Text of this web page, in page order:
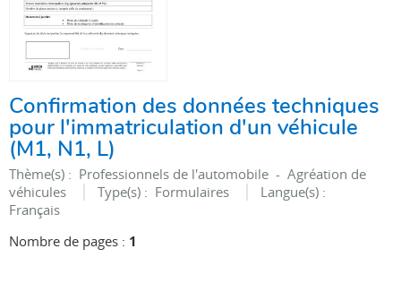
Confirmation des données techniques
pour l'immatriculation d'un véhicule
(M1, N1, L)
Thème(s) : Professionnels de l'automobile - Agréation de
véhicules
Type(s) : Formulaires
Langue(s) :
Français
Nombre de pages : 1